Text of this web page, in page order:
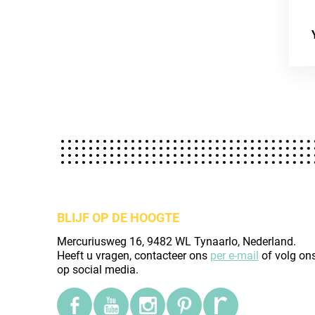
BLIJF OP DE HOOGTE
Mercuriusweg 16, 9482 WL Tynaarlo, Nederland.
Heeft u vragen, contacteer ons per e-mail of volg
op social media.